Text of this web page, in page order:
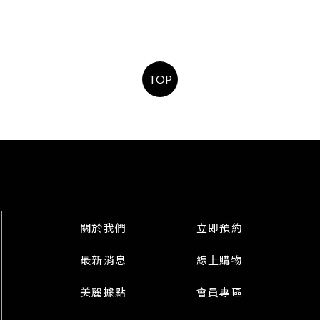
TOP
關於我們 立即預約
最新消息 線上購物
美麗據點 會員專區